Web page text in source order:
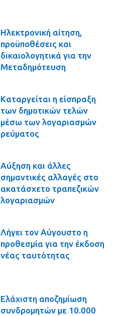
Ηλεκτρονική αίτηση,
προϋποθέσεις και
δικαιολογητικά για την
Μεταδημότευση
Καταργείται η είσπραξη
των δημοτικών τελών
μέσω των λογαριασμών
ρεύματος
Αύξηση και άλλες
σημαντικές αλλαγές στο
ακατάσχετο τραπεζικών
λογαριασμών
Λήγει τον Αύγουστο η
προθεσμία για την έκδοση
νέας ταυτότητας
Ελάχιστη αποζημίωση
συνδρομητών με 10.000